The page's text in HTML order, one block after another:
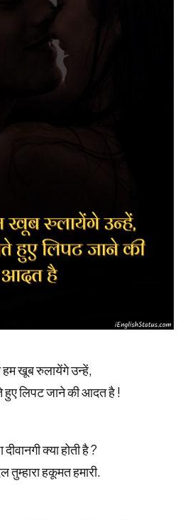
खूब रुलायेंगे उन्हें,
हुए लिपट जाने की आदत है !
क्या होती है ?
तुम्हारा हकूमत हमारी.